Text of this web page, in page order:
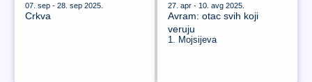
07. sep - 28. sep 2025.
Crkva
27. apr - 10. avg 2025.
Avram: otac svih koji
veruju
1. Mojsijeva